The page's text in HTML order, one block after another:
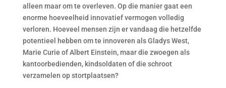
alleen maar om te overleven. Op die manier gaat een
enorme hoeveelheid innovatief vermogen volledig
verloren. Hoeveel mensen zijn er vandaag die hetzelfde
potentieel hebben om te innoveren als Gladys West,
Marie Curie of Albert Einstein, maar die zwoegen als
kantoorbedienden, kindsoldaten of die schroot
verzamelen op stortplaatsen?